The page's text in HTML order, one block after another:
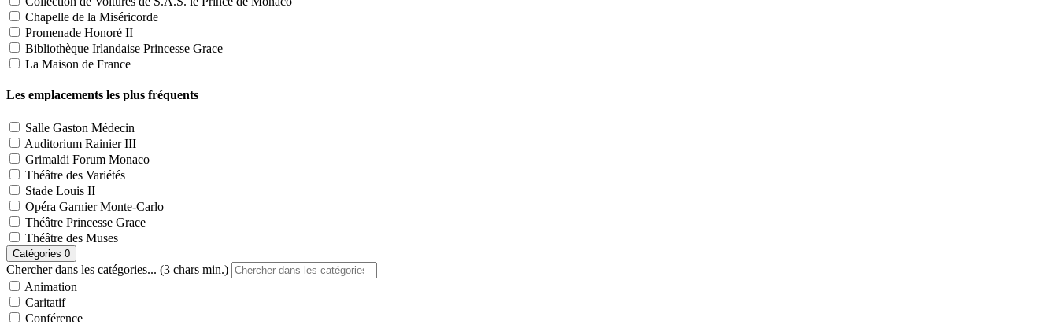
Chapelle de la Miséricorde
Promenade Honoré II
Bibliothèque Irlandaise Princesse Grace
La Maison de France
Les emplacements les plus fréquents
Salle Gaston Médecin
Auditorium Rainier III
Grimaldi Forum Monaco
Théâtre des Variétés
Stade Louis II
Opéra Garnier Monte-Carlo
Théâtre Princesse Grace
Théâtre des Muses
Catégories 0
Chercher dans les catégories... (3 chars min.)
Animation
Caritatif
Conférence